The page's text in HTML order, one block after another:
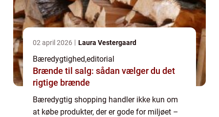
02 april 2026 Laura Vestergaard
Bæredygtighed,editorial
Brænde til salg: sådan vælger du det
rigtige brænde
Bæredygtig shopping handler ikke kun om
at købe produkter, der er gode for miljøet –